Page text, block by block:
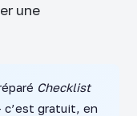
une
Checklist
gratuit, en